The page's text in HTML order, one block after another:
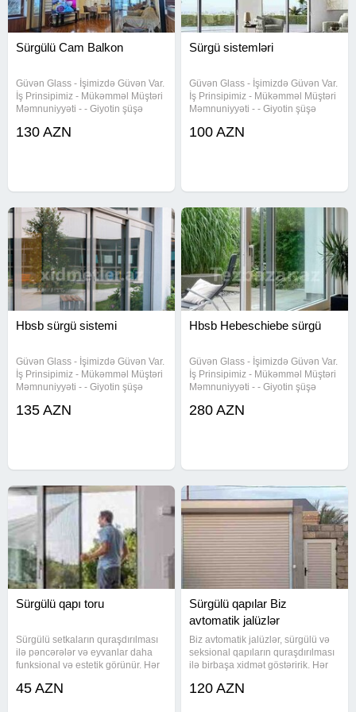
Sürgülü Cam Balkon
Güvən Glass - İşimizdə Güvən Var.
İş Prinsipimiz - Mükəmməl Müştəri
Məmnuniyyəti - - Giyotin şüşə
Geotin şüşə teras, perqola qiymeti,
130 AZN
Sürgü sistemləri
Güvən Glass - İşimizdə Güvən Var.
İş Prinsipimiz - Mükəmməl Müştəri
Məmnuniyyəti - - Giyotin şüşə
Geotin şüşə teras, perqola qiymeti,
100 AZN
Hbsb sürgü sistemi
Güvən Glass - İşimizdə Güvən Var.
İş Prinsipimiz - Mükəmməl Müştəri
Məmnuniyyəti - - Giyotin şüşə
Geotin şüşə teras, perqola qiymeti,
135 AZN
Hbsb Hebeschiebe sürgü
Güvən Glass - İşimizdə Güvən Var.
İş Prinsipimiz - Mükəmməl Müştəri
Məmnuniyyəti - - Giyotin şüşə
Geotin şüşə teras, perqola qiymeti,
280 AZN
Sürgülü qapı toru
Sürgülü setkaların quraşdırılması
ilə pəncərələr və eyvanlar daha
funksional və estetik görünür. Hər
topdansatış qiymətinə əldə edilə
45 AZN
Sürgülü qapılar Biz
avtomatik jalüzlər
Biz avtomatik jalüzlər, sürgülü və
seksional qapıların quraşdırılması
ilə birbaşa xidmət göstəririk. Hər
montaj edir və zəmanətlə təmin
120 AZN